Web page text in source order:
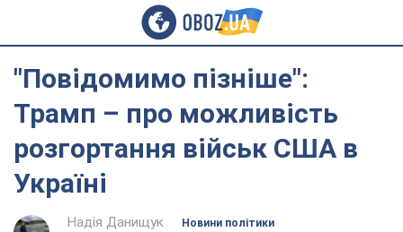
"Повідомимо пізніше":
Трамп – про можливість
розгортання військ США в
Україні
Надія Данищук
Новини політики